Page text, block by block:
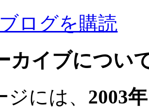
ログを購読
カイブについ
には、 2003